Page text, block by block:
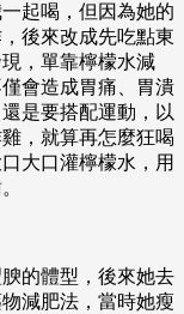
起喝，但因為她的
後來改成先吃點東
，單靠檸檬水減
會造成胃痛、胃潰
是要搭配運動，以
，就算再怎麼狂喝
大口灌檸檬水，用
的體型，後來她去
減肥法，當時她瘦